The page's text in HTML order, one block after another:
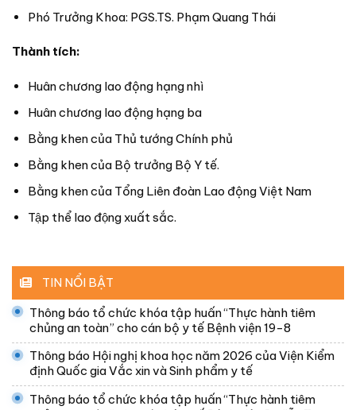
Phó Trưởng Khoa: PGS.TS. Phạm Quang Thái
Thành tích:
Huân chương lao động hạng nhì
Huân chương lao động hạng ba
Bằng khen của Thủ tướng Chính phủ
Bằng khen của Bộ trưởng Bộ Y tế.
Bằng khen của Tổng Liên đoàn Lao động Việt Nam
Tập thể lao động xuất sắc.
TIN NỔI BẬT
Thông báo tổ chức khóa tập huấn “Thực hành tiêm
chủng an toàn” cho cán bộ y tế Bệnh viện 19-8
Thông báo Hội nghị khoa học năm 2026 của Viện Kiểm
định Quốc gia Vắc xin và Sinh phẩm y tế
Thông báo tổ chức khóa tập huấn “Thực hành tiêm